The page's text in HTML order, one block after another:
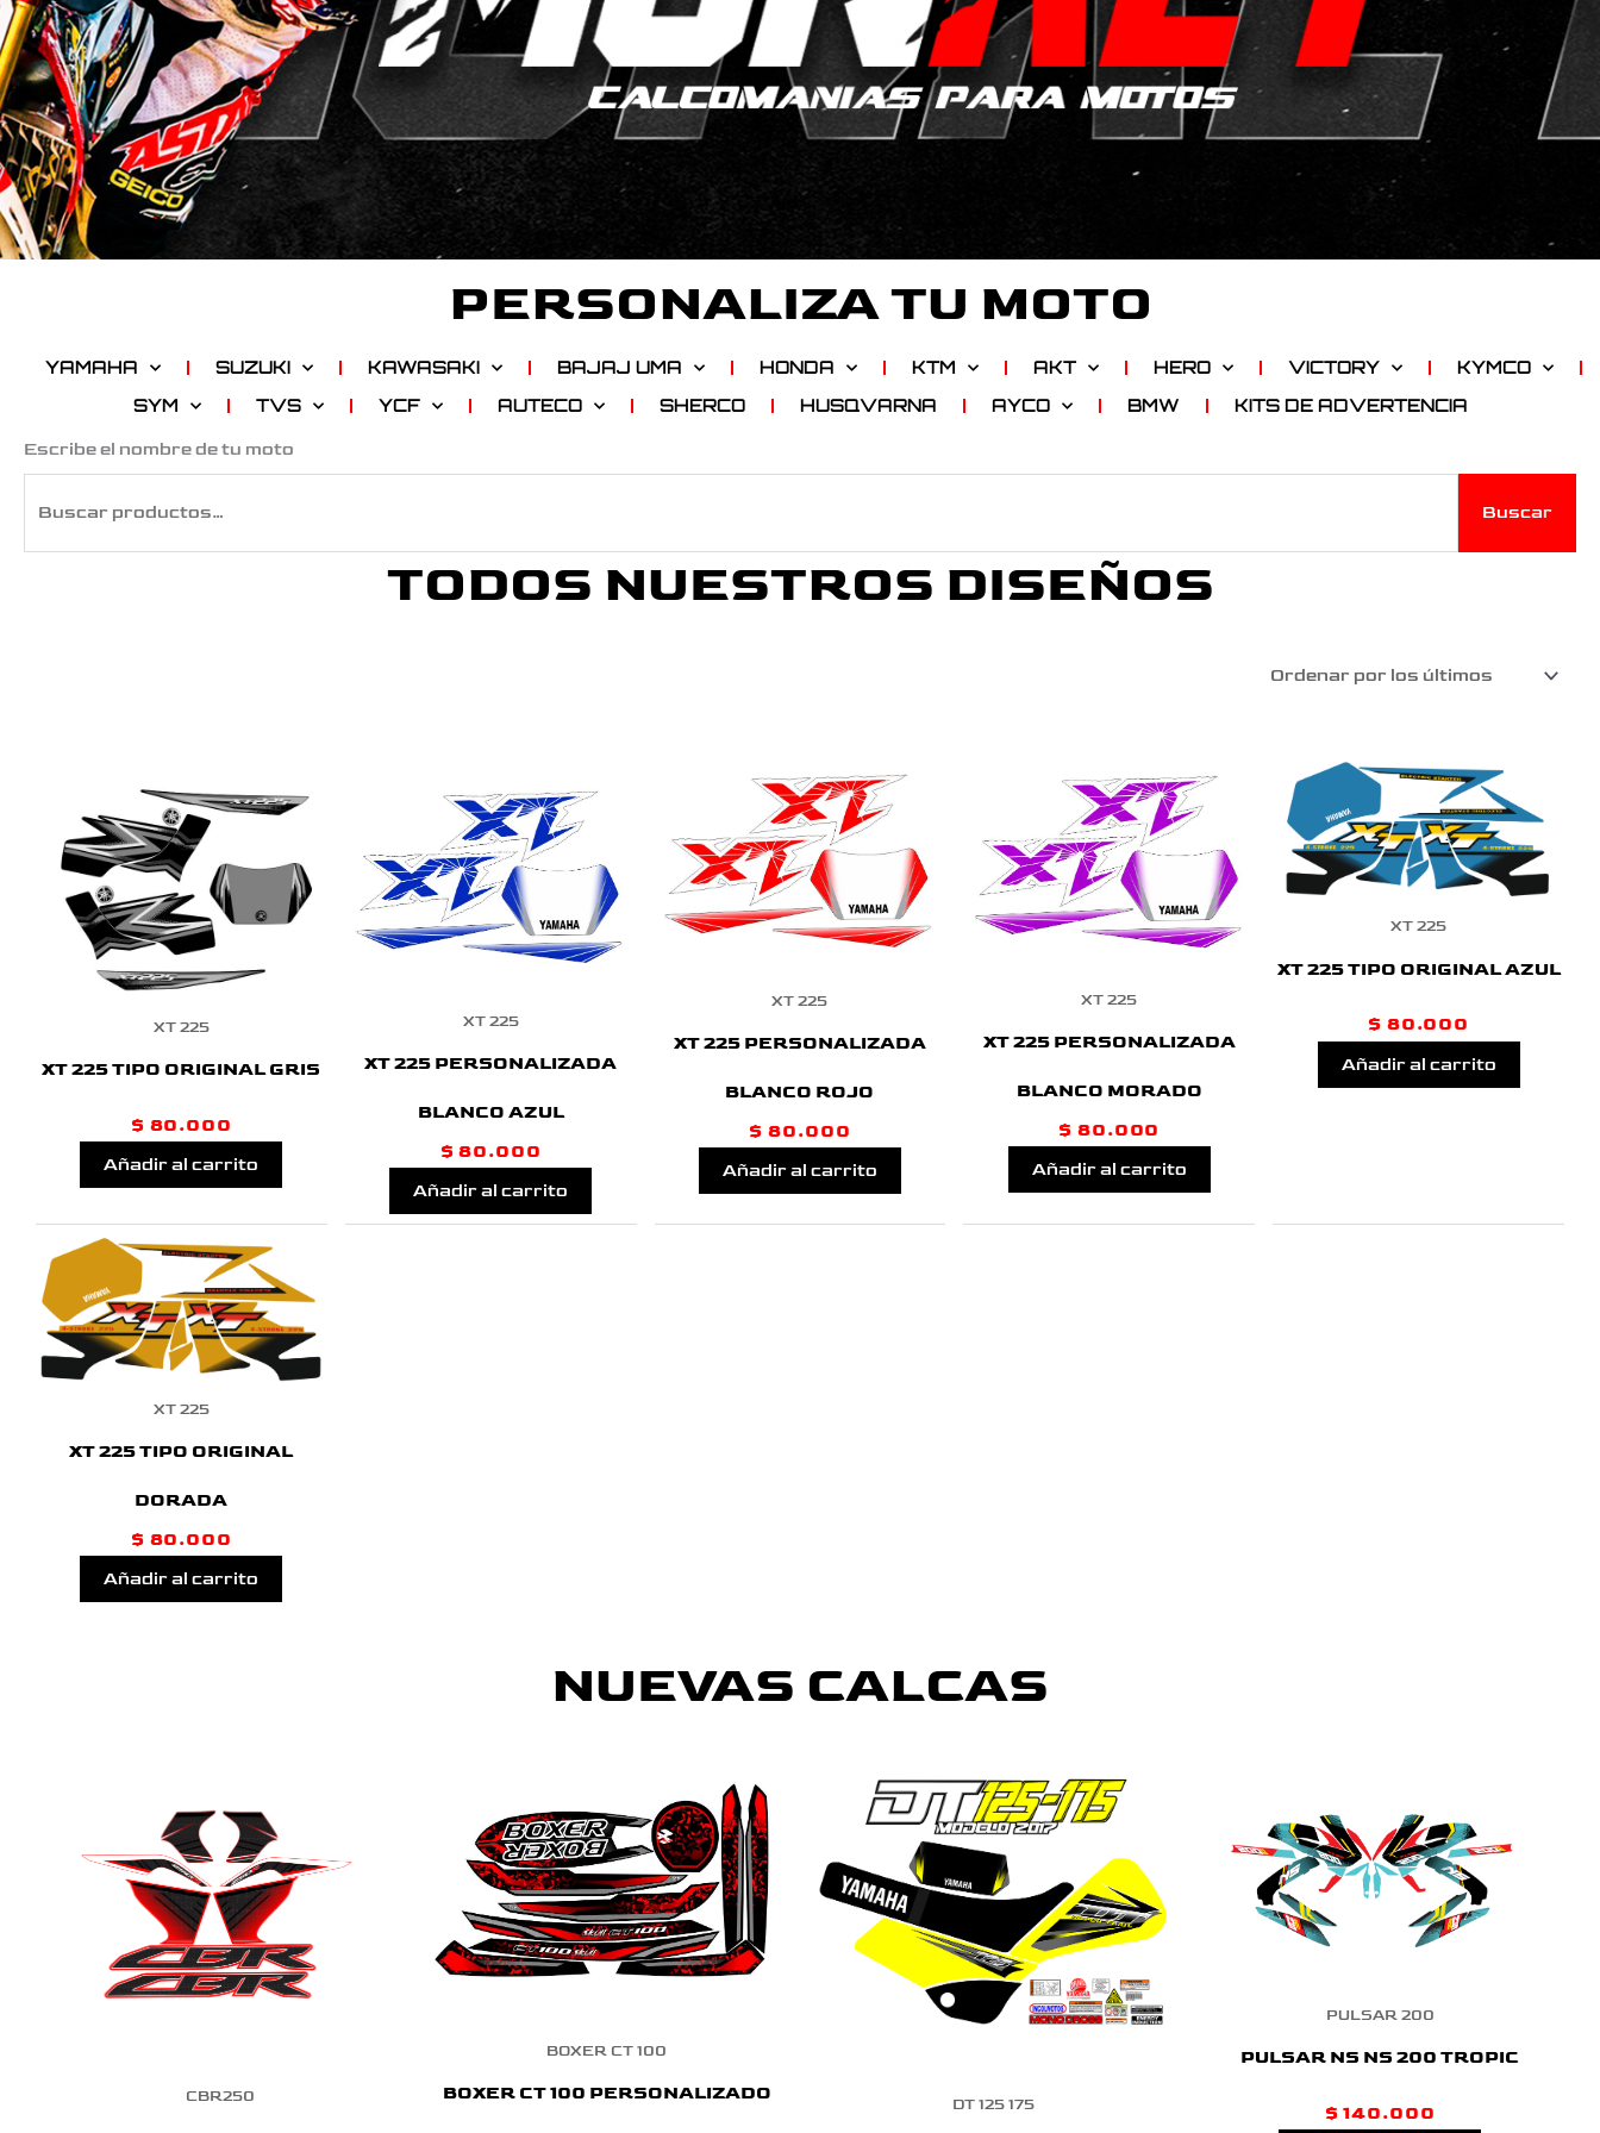
PERSONALIZA TU MOTO
YAMAHA SUZUKI KAWASAKI BAJAJ UMA HONDA KTM AKT HERO VICTORY
KYMCO
SYM
TVS YCF AUTECO SHERCO HUSQVARNA AYCO BMW
KITS DE ADVERTENCIA
Escribe el nombre de tu moto
Buscar
Buscar
TODOS NUESTROS DISEÑOS
XT 225
XT 225 TIPO ORIGINAL GRIS
$ 80.000
Añadir al carrito
XT 225
XT 225 PERSONALIZADA
BLANCO AZUL
$ 80.000
Añadir al carrito
XT 225
XT 225 PERSONALIZADA
BLANCO ROJO
$ 80.000
Añadir al carrito
XT 225
XT 225 PERSONALIZADA
BLANCO MORADO
$ 80.000
Añadir al carrito
XT 225
XT 225 TIPO ORIGINAL AZUL
$ 80.000
Añadir al carrito
XT 225
XT 225 TIPO ORIGINAL
DORADA
$ 80.000
Añadir al carrito
NUEVAS CALCAS
CBR250
BOXER CT 100
BOXER CT 100 PERSONALIZADO
DT 125 175
PULSAR 200
PULSAR NS NS 200 TROPIC
$ 140.000